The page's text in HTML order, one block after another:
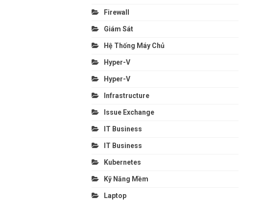
Firewall
Giám Sát
Hệ Thống Máy Chủ
Hyper-V
Hyper-V
Infrastructure
Issue Exchange
IT Business
IT Business
Kubernetes
Kỹ Năng Mềm
Laptop